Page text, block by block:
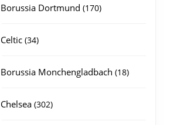
Borussia Dortmund 170170
Celtic 3434
Borussia Monchengladbach 1818
Chelsea 302302